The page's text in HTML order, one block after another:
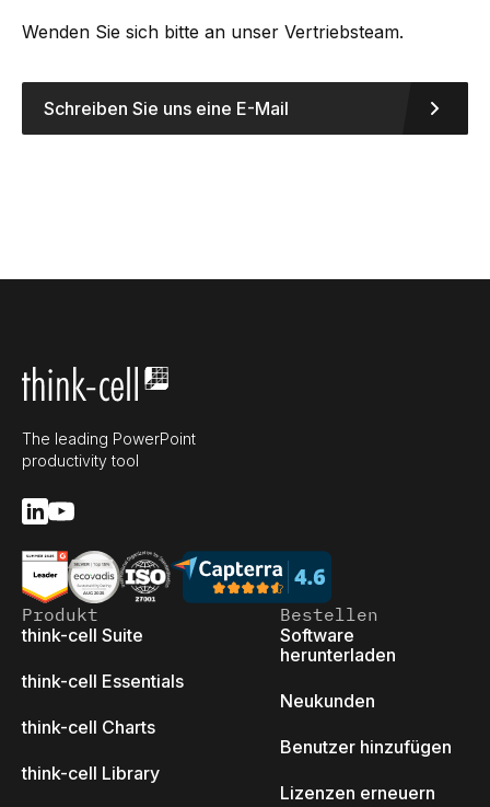
Wenden Sie sich bitte an unser Vertriebsteam.
Schreiben Sie uns eine E-Mail
The leading PowerPoint
productivity tool
Produkt
think-cell Suite
think-cell Essentials
think-cell Charts
think-cell Library
Bestellen
Software
herunterladen
Neukunden
Benutzer hinzufügen
Lizenzen erneuern